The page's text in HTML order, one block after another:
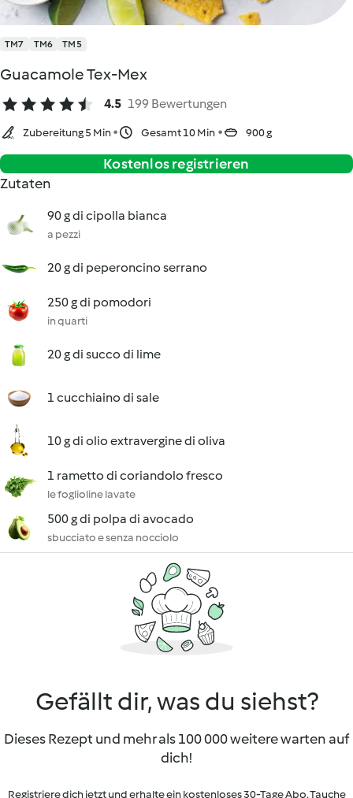
TM7 TM6 TM5
Guacamole Tex-Mex
4.5 199 Bewertungen
Zubereitung 5 Min Gesamt 10 Min 900 g
Kostenlos registrieren
Zutaten
90 g di cipolla bianca
a pezzi
20 g di peperoncino serrano
250 g di pomodori
in quarti
20 g di succo di lime
1 cucchiaino di sale
10 g di olio extravergine di oliva
1 rametto di coriandolo fresco
le foglioline lavate
500 g di polpa di avocado
sbucciato e senza nocciolo
Gefällt dir, was du siehst?
Dieses Rezept und mehr als 100 000 weitere warten auf
dich!
Registriere dich jetzt und erhalte ein kostenloses 30-Tage Abo. Tauche